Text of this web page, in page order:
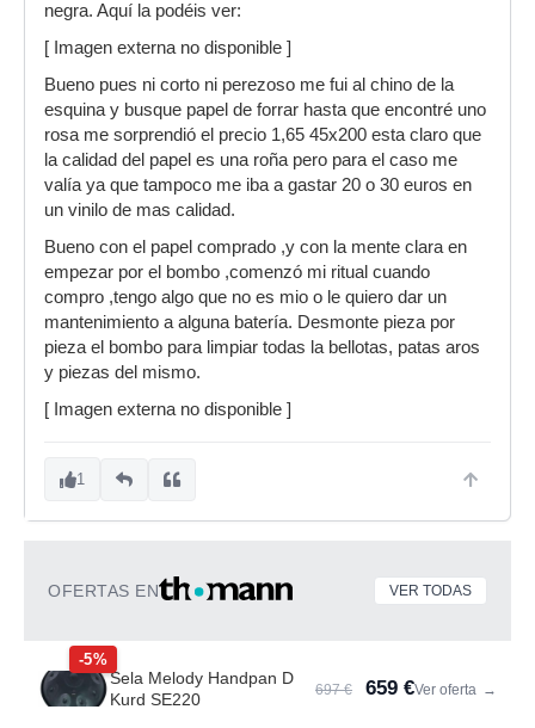
negra. Aquí la podéis ver:
[ Imagen externa no disponible ]
Bueno pues ni corto ni perezoso me fui al chino de la
esquina y busque papel de forrar hasta que encontré uno
rosa me sorprendió el precio 1,65 45x200 esta claro que
la calidad del papel es una roña pero para el caso me
valía ya que tampoco me iba a gastar 20 o 30 euros en
un vinilo de mas calidad.
Bueno con el papel comprado ,y con la mente clara en
empezar por el bombo ,comenzó mi ritual cuando
compro ,tengo algo que no es mio o le quiero dar un
mantenimiento a alguna batería. Desmonte pieza por
pieza el bombo para limpiar todas la bellotas, patas aros
y piezas del mismo.
[ Imagen externa no disponible ]
1
OFERTAS EN VER TODAS
-5%
Sela Melody Handpan D
Kurd SE220
697 € 659 €Ver oferta →